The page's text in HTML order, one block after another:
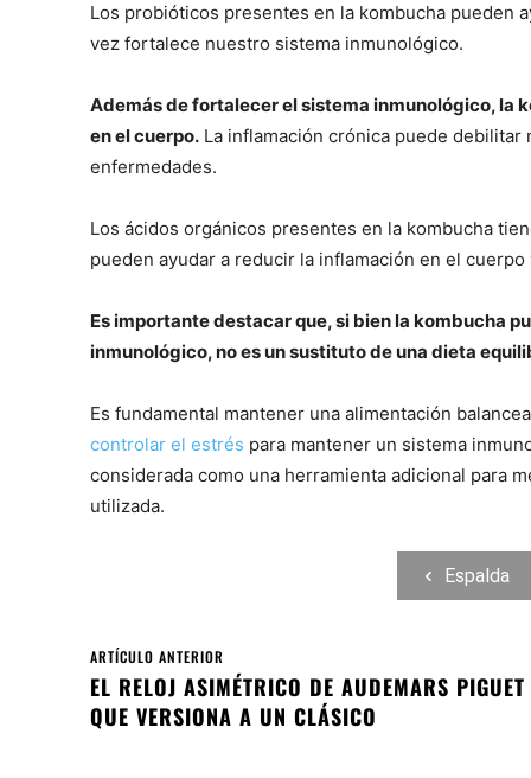
Los probióticos presentes en la kombucha pueden
vez fortalece nuestro sistema inmunológico.
Además de fortalecer el sistema inmunológico, la
en el cuerpo. La inflamación crónica puede
enfermedades.
Los ácidos orgánicos presentes en la kombucha
pueden ayudar a reducir la inflamación en el
Es importante destacar que, si bien la kombucha
inmunológico, no es un sustituto de una dieta
Es fundamental mantener una alimentación
controlar el estrés para mantener un sistema
considerada como una herramienta adicional para
utilizada.
Espalda
ARTÍCULO ANTERIOR
EL RELOJ ASIMÉTRICO DE AUDEMARS PIGUET
QUE VERSIONA A UN CLÁSICO